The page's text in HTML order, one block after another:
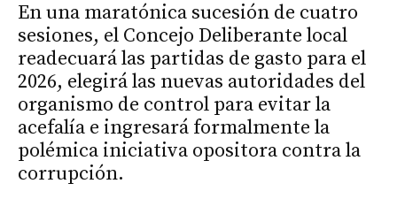
En una maratónica sucesión de cuatro
sesiones, el Concejo Deliberante local
readecuará las partidas de gasto para el
2026, elegirá las nuevas autoridades del
organismo de control para evitar la
acefalía e ingresará formalmente la
polémica iniciativa opositora contra la
corrupción.